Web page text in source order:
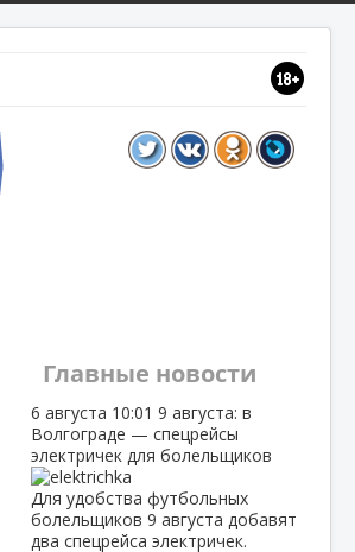
Главные новости
6 августа 10:01 9 августа: в
Волгограде — спецрейсы
электричек для болельщиков
Для удобства футбольных
болельщиков 9 августа добавят
два спецрейса электричек.